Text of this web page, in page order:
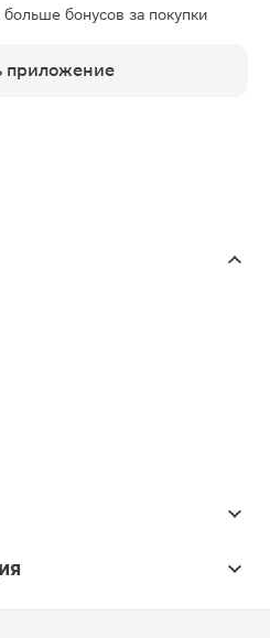
больше бонусов за покупки
приложение